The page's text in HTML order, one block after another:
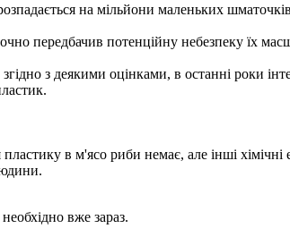
на мільйони маленьких
передбачив потенційну небезпеку їх
з деякими оцінками, в останні роки
в м'ясо риби немає, але інші
вже зараз.